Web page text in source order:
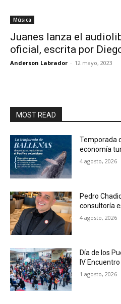
Música
Juanes lanza el
oficial, escrita por
Anderson Labrador - 12 mayo, 2023
MOST READ
Temporada
economía
4 agosto, 2026
Pedro
consultoría
4 agosto, 2026
Día de los
IV
1 agosto, 2026